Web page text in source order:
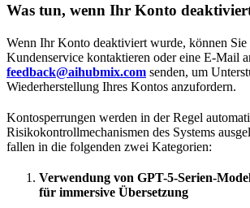
Was tun, wenn Ihr Konto
Wenn Ihr Konto deaktiviert wurde, können
Kundenservice kontaktieren oder eine E-Mail
feedback@aihubmix.com senden, um
Wiederherstellung Ihres Kontos anzufordern.
Kontosperrungen werden in der Regel
Risikokontrollmechanismen des Systems
fallen in die folgenden zwei Kategorien:
Verwendung von GPT-5-Serien-
für immersive Übersetzung